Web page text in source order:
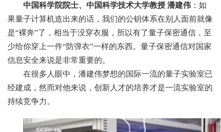
中国科学院院士、中国科学技术大学教授 潘建伟 ：如
果量子计算机造出来的话，我们的公钥体系在别人面前就像
是“裸奔”了，相当于没穿衣服，所以有了量子保密通信，至
少给你穿上一件“防弹衣”一样的东西。量子保密通信对国家
信息安全来说是非常重要的。
在很多人眼中，潘建伟梦想的国际一流的量子实验室已
经建成，然而对他来说，创新人才的培养才是一流实验室的
持续竞争力。